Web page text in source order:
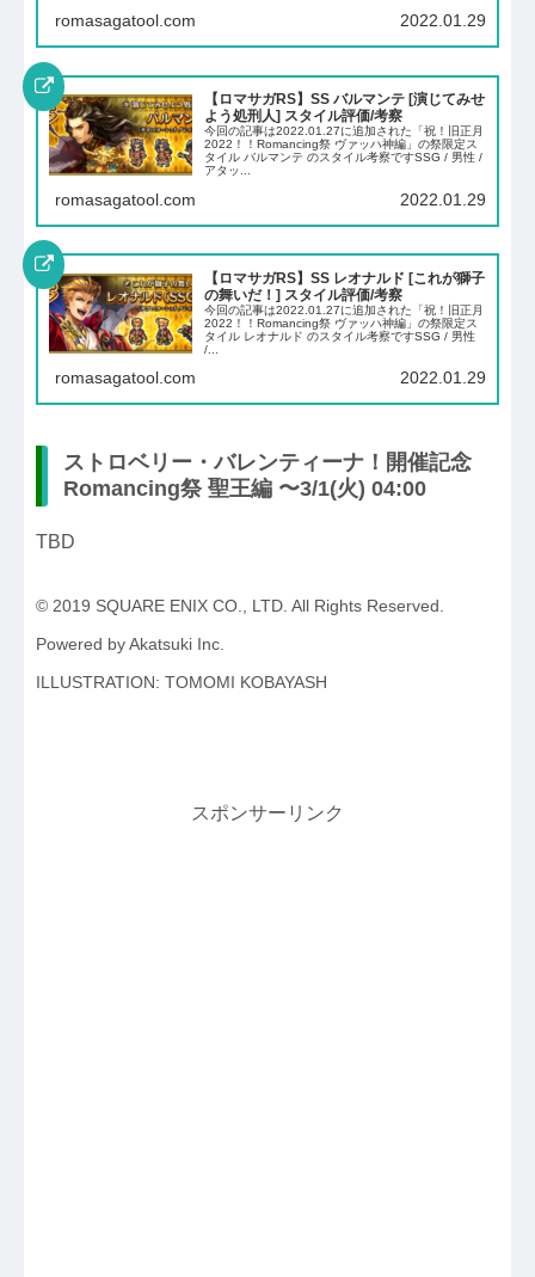
romasagatool.com 2022.01.29
【ロマサガRS】SS バルマンテ [演じてみせ
よう処刑人] スタイル評価/考察
今回の記事は2022.01.27に追加された「祝！旧正月
2022！！Romancing祭 ヴァッハ神編」の祭限定ス
タイル バルマンテ のスタイル考察ですSSG / 男性 /
アタッ...
romasagatool.com 2022.01.29
【ロマサガRS】SS レオナルド [これが獅子
の舞いだ！] スタイル評価/考察
今回の記事は2022.01.27に追加された「祝！旧正月
2022！！Romancing祭 ヴァッハ神編」の祭限定ス
タイル レオナルド のスタイル考察ですSSG / 男性
/...
romasagatool.com 2022.01.29
ストロベリー・バレンティーナ！開催記念
Romancing祭 聖王編 〜3/1(火) 04:00
TBD
© 2019 SQUARE ENIX CO., LTD. All Rights Reserved.
Powered by Akatsuki Inc.
ILLUSTRATION: TOMOMI KOBAYASH
スポンサーリンク